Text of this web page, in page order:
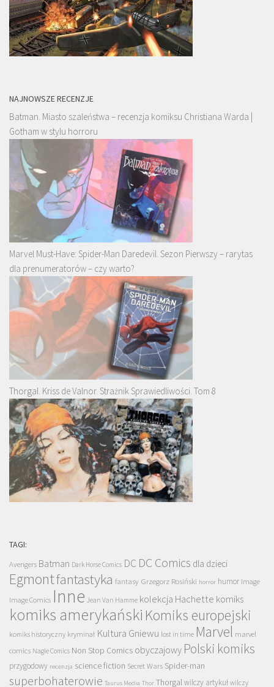
NAJNOWSZE RECENZJE
Batman. Miasto szaleństwa – recenzja komiksu Christiana Warda |
Gotham w stylu horroru
Marvel Must-Have: Spider-Man Daredevil. Sezon Pierwszy – rarytas
dla prenumeratorów – czy warto?
Thorgal. Kriss de Valnor. Strażnik Sprawiedliwości. Tom 8
TAGI:
Avengers Batman Dark Horse Comics DC DC Comics dla dzieci
Egmontfantastyka fantasy Grzegorz Rosiński horror humor Image
Image Comics Inne Jean Van Hamme kolekcja Hachette komiks
komiks amerykański Komiks europejski
komiks historyczny kryminał Kultura Gniewu lost in time Marvel marvel
comics Nagle Comics Non Stop Comics obyczajowy Polski komiks
przygodowy recenzja science fiction Secret Wars Spider-man
superbohaterowie Taurus Media Thor Thorgalwilczy artykuł wilczy